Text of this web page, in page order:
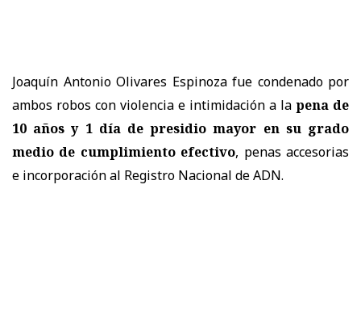
Joaquín Antonio Olivares Espinoza fue condenado por
ambos robos con violencia e intimidación a la pena de
10 años y 1 día de presidio mayor en su grado
medio de cumplimiento efectivo, penas accesorias
e incorporación al Registro Nacional de ADN.